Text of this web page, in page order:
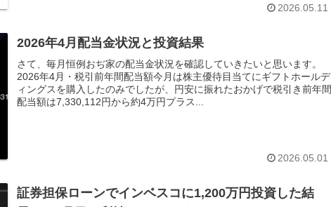
2026.05.11
2026年4月配当金状況と投資結果
さて、毎月恒例おぢ家の配当金状況を確認していきたいと思います。
2026年4月・税引前年間配当額今月は株主優待目当てにギフトホールデ
ィングスを購入したのみでしたが、円安に振れたおかげで税引き前年間
配当額は7,330,112円から約4万円プラス...
2026.05.01
証券担保ローンでインベスコに1,200万円投資した結